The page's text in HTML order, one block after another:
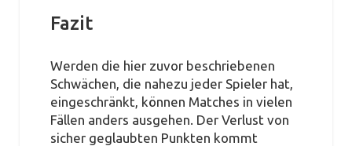
Fazit
Werden die hier zuvor beschriebenen
Schwächen, die nahezu jeder Spieler hat,
eingeschränkt, können Matches in vielen
Fällen anders ausgehen. Der Verlust von
sicher geglaubten Punkten kommt